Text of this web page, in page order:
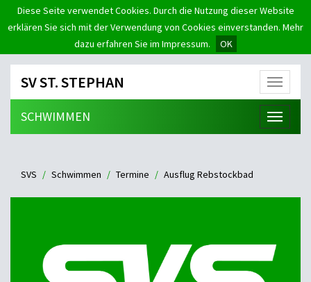
Diese Seite verwendet Cookies. Durch die Nutzung dieser Website
erklären Sie sich mit der Verwendung von Cookies einverstanden. Mehr
dazu erfahren Sie im Impressum.
OK
Menü
SV ST. STEPHAN
Menü
SCHWIMMEN
SVS Schwimmen Termine Ausflug Rebstockbad